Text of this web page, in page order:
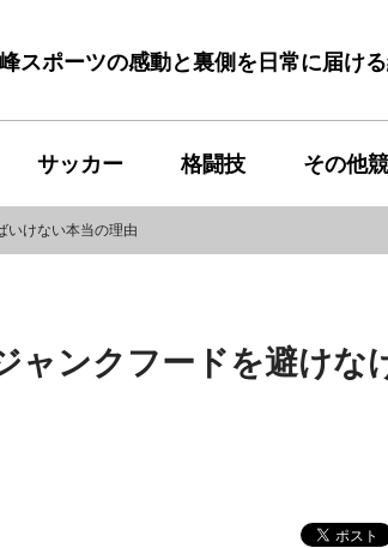
ポーツの感動と裏側を日常に届け
サッカー 格闘技 その他
いけない本当の理由
ャンクフードを避けな